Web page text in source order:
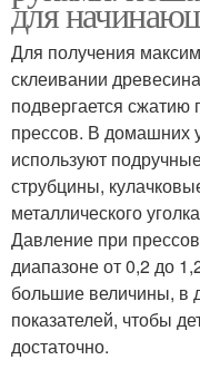
для
Для получения
склеивании
подвергается
прессов. В домашних
используют
струбцины,
металлического
Давление при
диапазоне от 0,2 до
большие величины, в
показателей, чтобы
достаточно.